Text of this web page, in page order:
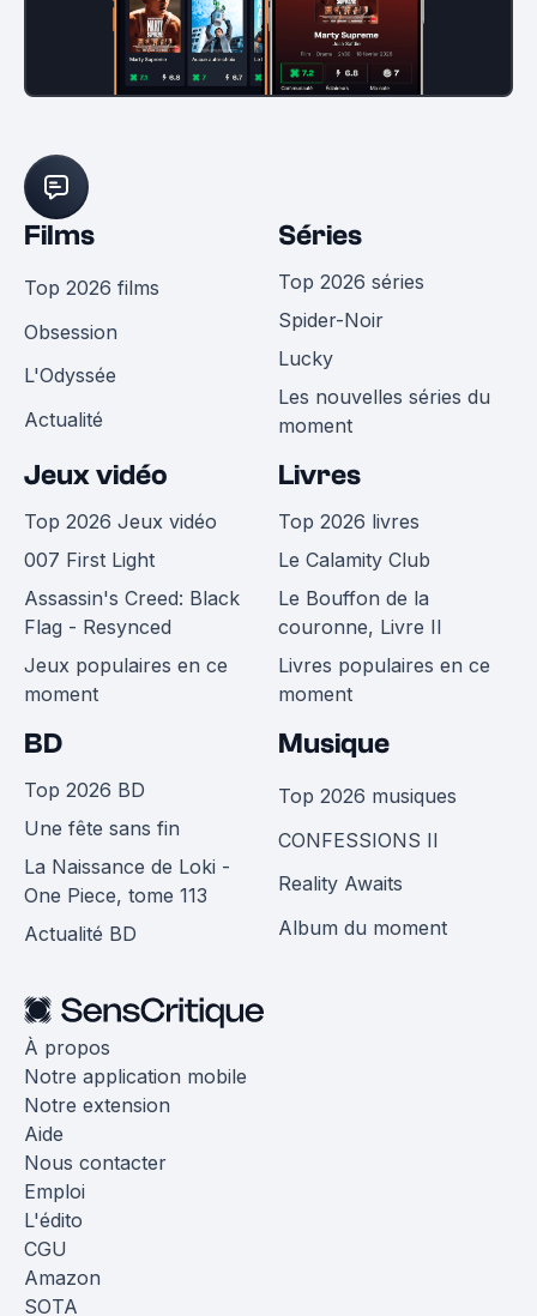
Films
Top 2026 films
Obsession
L'Odyssée
Actualité
Séries
Top 2026 séries
Spider-Noir
Lucky
Les nouvelles séries du
moment
Jeux vidéo
Top 2026 Jeux vidéo
007 First Light
Assassin's Creed: Black
Flag - Resynced
Jeux populaires en ce
moment
Livres
Top 2026 livres
Le Calamity Club
Le Bouffon de la
couronne, Livre II
Livres populaires en ce
moment
BD
Top 2026 BD
Une fête sans fin
La Naissance de Loki -
One Piece, tome 113
Actualité BD
Musique
Top 2026 musiques
CONFESSIONS II
Reality Awaits
Album du moment
À propos
Notre application mobile
Notre extension
Aide
Nous contacter
Emploi
L'édito
CGU
Amazon
SOTA